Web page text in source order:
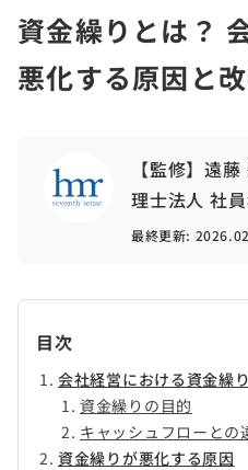
資金繰りとは？
悪化する原因と
【監修】遠
理士法人 社
最終更新:
目次
会社経営における資金繰
資金繰りの目的
キャッシュフローとの
資金繰りが悪化する原因